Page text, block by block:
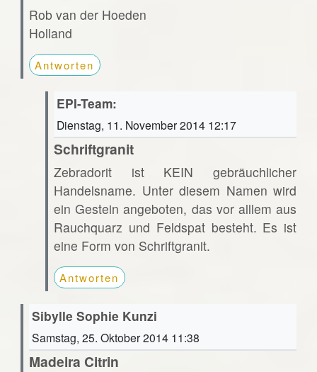
Rob van der Hoeden
Holland
Antworten
EPI-Team:
Dienstag, 11. November 2014 12:17
Schriftgranit
Zebradorit ist KEIN gebräuchlicher
Handelsname. Unter diesem Namen wird
ein Gestein angeboten, das vor alllem aus
Rauchquarz und Feldspat besteht. Es ist
eine Form von Schriftgranit.
Antworten
Sibylle Sophie Kunzi
Samstag, 25. Oktober 2014 11:38
Madeira Citrin